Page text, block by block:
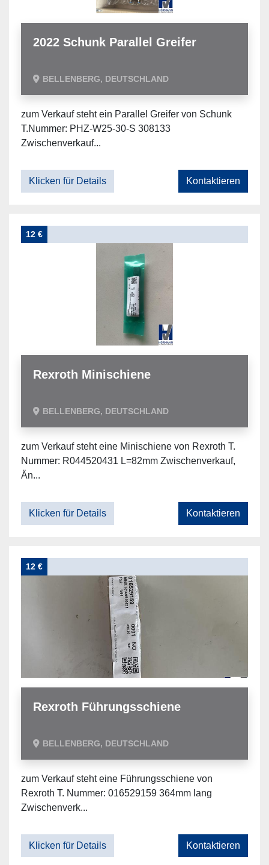
2022 Schunk Parallel Greifer
BELLENBERG, DEUTSCHLAND
zum Verkauf steht ein Parallel Greifer von Schunk
T.Nummer: PHZ-W25-30-S 308133
Zwischenverkauf...
Klicken für Details Kontaktieren
12 €
Rexroth Minischiene
BELLENBERG, DEUTSCHLAND
zum Verkauf steht eine Minischiene von Rexroth T.
Nummer: R044520431 L=82mm Zwischenverkauf,
Än...
Klicken für Details Kontaktieren
12 €
Rexroth Führungsschiene
BELLENBERG, DEUTSCHLAND
zum Verkauf steht eine Führungsschiene von
Rexroth T. Nummer: 016529159 364mm lang
Zwischenverk...
Klicken für Details Kontaktieren